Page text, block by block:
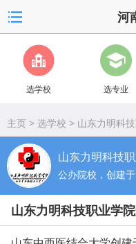
河
选学校 选专业
主页 > 选学校 > 山东力明科
山东力明科技
公办院校，创建
山东力明科技职业学